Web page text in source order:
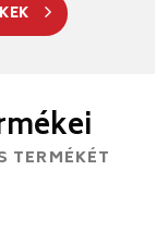
TERMÉKÉT